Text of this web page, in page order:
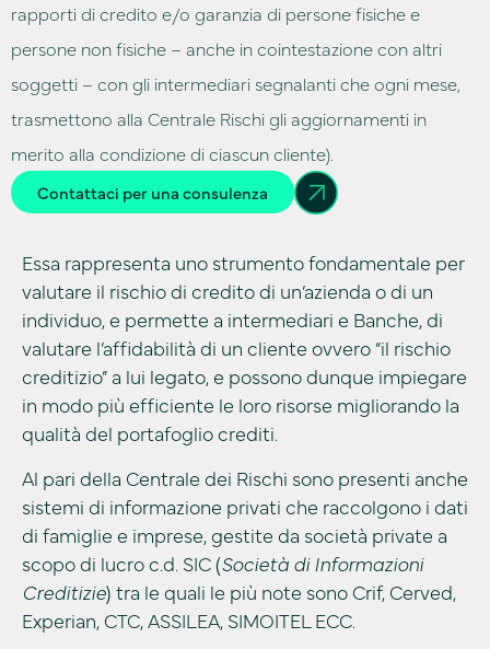
rapporti di credito e/o garanzia di persone fisiche e
persone non fisiche – anche in cointestazione con altri
soggetti – con gli intermediari segnalanti che ogni mese,
trasmettono alla Centrale Rischi gli aggiornamenti in
merito alla condizione di ciascun cliente).
Contattaci per una consulenza
Essa rappresenta uno strumento fondamentale per
valutare il rischio di credito di un’azienda o di un
individuo, e permette a intermediari e Banche, di
valutare l’affidabilità di un cliente ovvero “il rischio
creditizio” a lui legato, e possono dunque impiegare
in modo più efficiente le loro risorse migliorando la
qualità del portafoglio crediti.
Al pari della Centrale dei Rischi sono presenti anche
sistemi di informazione privati che raccolgono i dati
di famiglie e imprese, gestite da società private a
scopo di lucro c.d. SIC (Società di Informazioni
Creditizie) tra le quali le più note sono Crif, Cerved,
Experian, CTC, ASSILEA, SIMOITEL ECC.